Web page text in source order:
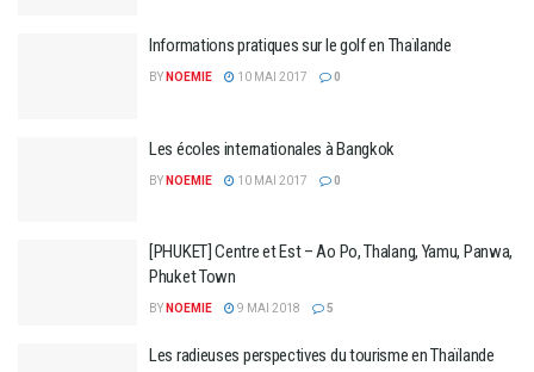
Informations pratiques sur le golf en Thaïlande
BY NOEMIE 10 MAI 2017 0
Les écoles internationales à Bangkok
BY NOEMIE 10 MAI 2017 0
[PHUKET] Centre et Est – Ao Po, Thalang, Yamu, Panwa,
Phuket Town
BY NOEMIE 9 MAI 2018 5
Les radieuses perspectives du tourisme en Thaïlande